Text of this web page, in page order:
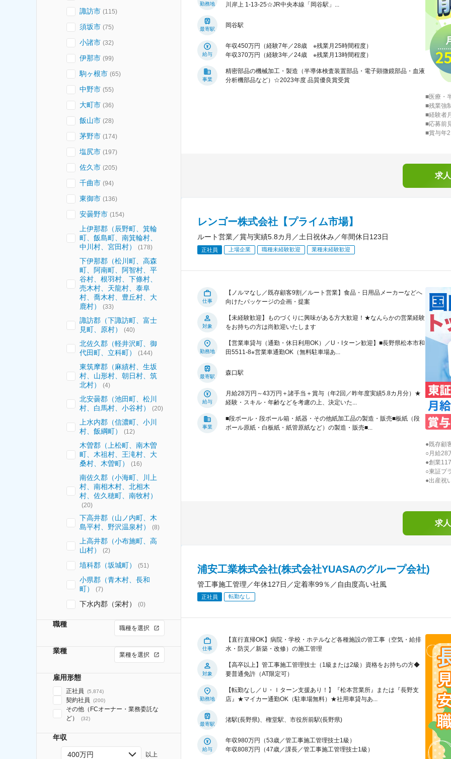
諏訪市 (115)
須坂市 (75)
小諸市 (32)
伊那市 (99)
駒ヶ根市 (65)
中野市 (55)
大町市 (36)
飯山市 (28)
茅野市 (174)
塩尻市 (197)
佐久市 (205)
千曲市 (94)
東御市 (136)
安曇野市 (154)
上伊那郡（辰野町、箕輪
町、飯島町、南箕輪村、
中川村、宮田村）
(178)
下伊那郡（松川町、高森
町、阿南町、阿智村、平
谷村、根羽村、下條村、
売木村、天龍村、泰阜
村、喬木村、豊丘村、大
鹿村）
(33)
諏訪郡（下諏訪町、富士
見町、原村）
(40)
北佐久郡（軽井沢町、御
代田町、立科町）
(144)
東筑摩郡（麻績村、生坂
村、山形村、朝日村、筑
北村）
(4)
北安曇郡（池田町、松川
村、白馬村、小谷村）
(20)
上水内郡（信濃町、小川
村、飯綱町）
(12)
木曽郡（上松町、南木曽
町、木祖村、王滝村、大
桑村、木曽町）
(16)
南佐久郡（小海町、川上
村、南相木村、北相木
村、佐久穂町、南牧村）
(20)
下高井郡（山ノ内町、木
島平村、野沢温泉村）
(8)
上高井郡（小布施町、高
山村）
(2)
埴科郡（坂城町） (51 )
小県郡（青木村、長和
町）
(7)
下水内郡（栄村） (0)
職種 職種を選択
業種 業種を選択
雇用形態
正社員 (5,874)
契約社員 (200)
その他（FCオーナー・業務委託な
ど）
(32)
年収
400万円 以上
勤務地
川岸上 1-13-25☆JR中央本線「岡谷駅」...
最寄駅
岡谷駅
給与
年収450万円（経験7年／28歳 ※残業月25時間程度）
年収370万円（経験3年／24歳 ※残業月13時間程度）
事業
精密部品の機械加工・製造（半導体検査装置部品・電子顕微鏡部品・血液
分析機部品など）☆2023年度 品質優良賞受賞
■医療・
■残業強
■経験者
■応募前
■賞与年
求
レンゴー株式会社【プライム市場】
ルート営業／賞与実績5.8カ月／土日祝休み／年間休日123日
正社員 上場企業 職種未経験歓迎 業種未経験歓迎
仕事
【ノルマなし／既存顧客9割／ルート営業】食品・日用品メーカーなどへ
向けたパッケージの企画・提案
対象
【未経験歓迎】ものづくりに興味がある方大歓迎！★なんらかの営業経験
をお持ちの方は尚歓迎いたします
勤務地
【営業車貸与（通勤・休日利用OK）／U・Iターン歓迎】■長野県松本市和
田5511-8※営業車通勤OK（無料駐車場あ...
最寄駅
森口駅
給与
月給28万円～43万円＋諸手当＋賞与（年2回／昨年度実績5.8カ月分）★
経験・スキル・年齢などを考慮の上、決定いた...
事業
■段ボール・段ボール箱・紙器・その他紙加工品の製造・販売■板紙（段
ボール原紙・白板紙・紙管原紙など）の製造・販売■...
●既存顧
○月給28
●創業
○東証プ
●出産祝
求
浦安工業株式会社(株式会社YUASAのグループ会社)
管工事施工管理／年休127日／定着率99％／自由度高い社風
正社員 転勤なし
仕事
【直行直帰OK】病院・学校・ホテルなど各種施設の管工事（空気・給排
水・防災／新築・改修）の施工管理
対象
【高卒以上】管工事施工管理技士（1級または2級）資格をお持ちの方◆
要普通免許（AT限定可）
勤務地
【転勤なし／Ｕ・Ｉターン支援あり！】『松本営業所』または『長野支
店』★マイカー通勤OK（駐車場無料）★社用車貸与あ...
最寄駅
渚駅(長野県)、権堂駅、市役所前駅(長野県)
給与
年収980万円（53歳／管工事施工管理技士1級）
年収808万円（47歳／課長／管工事施工管理技士1級）